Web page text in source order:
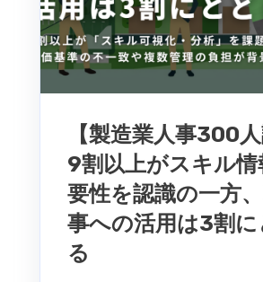
【製造業人事300人
9割以上がスキル情
要性を認識の一方
事への活用は3割に
る